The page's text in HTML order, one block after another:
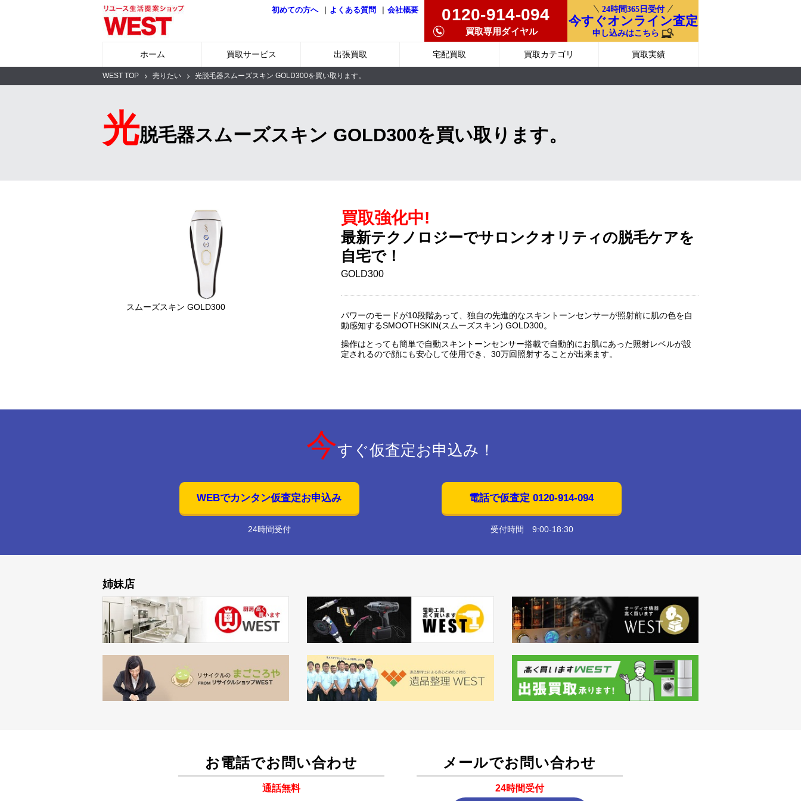
初めての方へ | よくある質問 | 会社概要 0120-914-094
買取専用ダイヤル
24時間365日受付
今すぐオンライン査定
申し込みはこちら
ホーム 買取サービス 出張買取 宅配買取 買取カテゴリ 買取実績
WEST TOP 売りたい 光脱毛器スムーズスキン GOLD300を買い取ります。
光脱毛器スムーズスキン GOLD300を買い取ります。
スムーズスキン GOLD300
買取強化中!
最新テクノロジーでサロンクオリティの脱毛ケアを
自宅で！
GOLD300
パワーのモードが10段階あって、独自の先進的なスキントーンセンサーが照射前に肌の色を自
動感知するSMOOTHSKIN(スムーズスキン) GOLD300。
操作はとっても簡単で自動スキントーンセンサー搭載で自動的にお肌にあった照射レベルが設
定されるので顔にも安心して使用でき、30万回照射することが出来ます。
今すぐ仮査定お申込み！
WEBでカンタン仮査定お申込み
24時間受付
電話で仮査定 0120-914-094
受付時間 9:00-18:30
姉妹店
お電話でお問い合わせ
通話無料
メールでお問い合わせ
24時間受付